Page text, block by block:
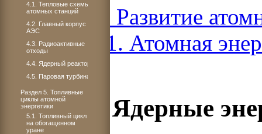
Книга 4. Развитие
ЧАСТЬ 1. Атомная
Раздел 3. Ядерные
4.1. Тепловые схемы
атомных станций
4.2. Главный корпус
АЭС
4.3. Радиоактивные
отходы
4.4. Ядерный реактор
4.5. Паровая турбина
Раздел 5. Топливные
циклы атомной
энергетики
5.1. Топливный цикл
на обогащенном
уране